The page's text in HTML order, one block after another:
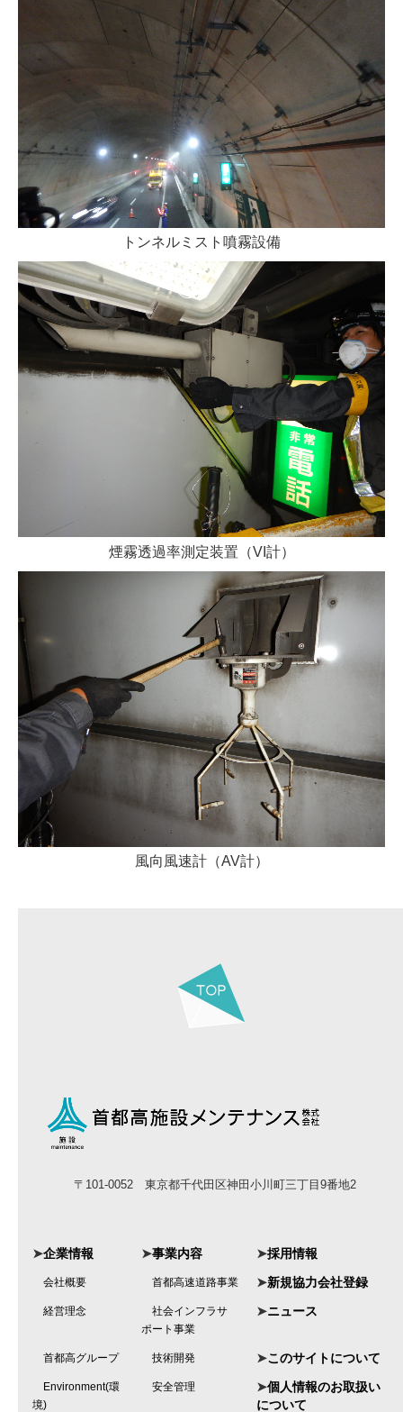
トンネルミスト噴霧設備
煙霧透過率測定装置（VI計）
風向風速計（AV計）
〒101-0052 東京都千代田区神田小川町三丁目9番地2
➤企業情報 ➤事業内容 ➤採用情報
会社概要 首都高速道路事業 ➤新規協力会社登録
経営理念
社会インフラサ
ポート事業
➤ニュース
首都高グループ 技術開発 ➤このサイトについて
Environment(環
境)
安全管理 ➤個人情報のお取扱い
について